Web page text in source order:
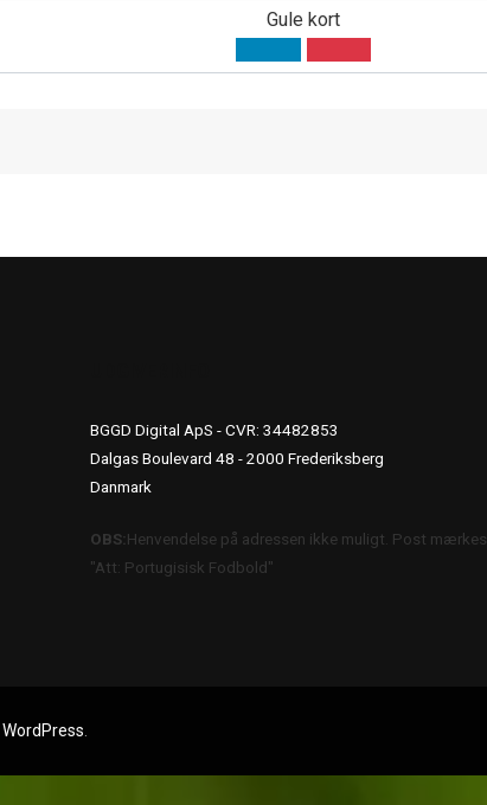
Gule kort
BGGD Digital ApS - CVR: 34482853
Dalgas Boulevard 48 - 2000 Frederiksberg
Danmark
OBS:Henvendelse på adressen ikke muligt. Post mærkes
"Att: Portugisisk Fodbold"
WordPress